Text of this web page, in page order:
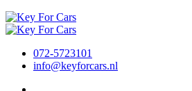
072-5723101
info@keyforcars.nl